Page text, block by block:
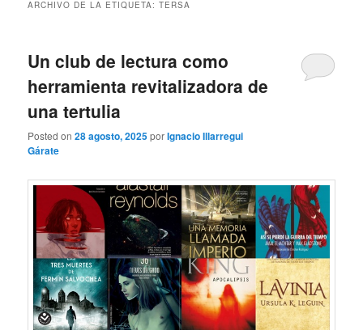
ARCHIVO DE LA ETIQUETA:TERSA
Un club de lectura como
herramienta revitalizadora de
una tertulia
Posted on28 agosto, 2025porIgnacio Illarregui
Gárate